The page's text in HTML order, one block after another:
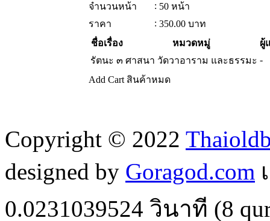
จำนวนหน้า
: 50 หน้า
ราคา
: 350.00 บาท
ชื่อเรื่อง
หมวดหมู่
ผู้
รัตนะ ๓ ศาสนา วัดวาอาราม และธรรมะ -
Add Cart สินค้าหมด
Copyright © 2022
designed by Goragod.com
0.0231039524 วินาที (8